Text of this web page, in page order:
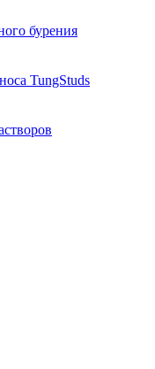
бурения
TungStuds